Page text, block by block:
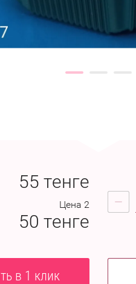
55 тенге
Цена 2
50 тенге
в 1 клик